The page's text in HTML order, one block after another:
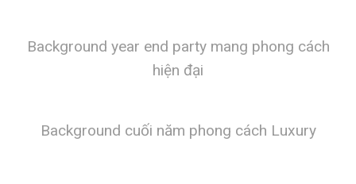
Background year end party mang phong cách
hiện đại
Background cuối năm phong cách Luxury